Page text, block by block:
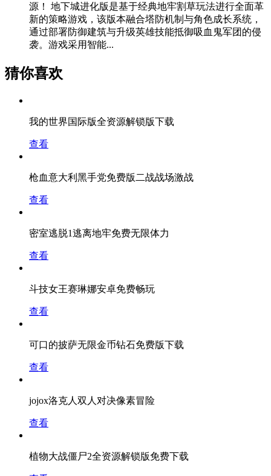
源！ 地下城进化版是基于经典地牢割草玩法进行全面革
新的策略游戏，该版本融合塔防机制与角色成长系统，
通过部署防御建筑与升级英雄技能抵御吸血鬼军团的侵
袭。游戏采用智能...
猜你喜欢
我的世界国际版全资源解锁版下载
查看
枪血意大利黑手党免费版二战战场激战
查看
密室逃脱1逃离地牢免费无限体力
查看
斗技女王赛琳娜安卓免费畅玩
查看
可口的披萨无限金币钻石免费版下载
查看
jojox洛克人双人对决像素冒险
查看
植物大战僵尸2全资源解锁版免费下载